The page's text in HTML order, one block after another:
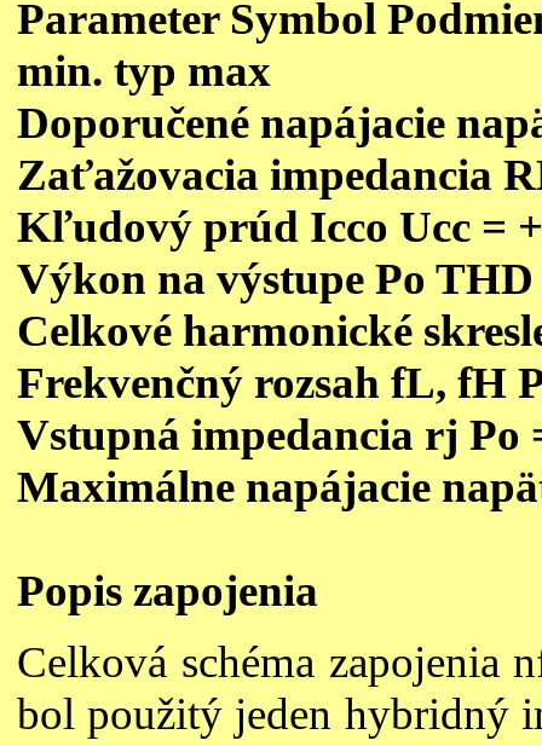
Parameter Symbol
min. typ max
Doporučené napájacie
Zaťažovacia impedancia
Kľudový prúd Icco Ucc =
Výkon na výstupe Po
Celkové harmonické
Frekvenčný rozsah fL, fH
Vstupná impedancia rj Po
Maximálne napájacie
Popis zapojenia
Celková schéma zapojenia
bol použitý jeden hybridný